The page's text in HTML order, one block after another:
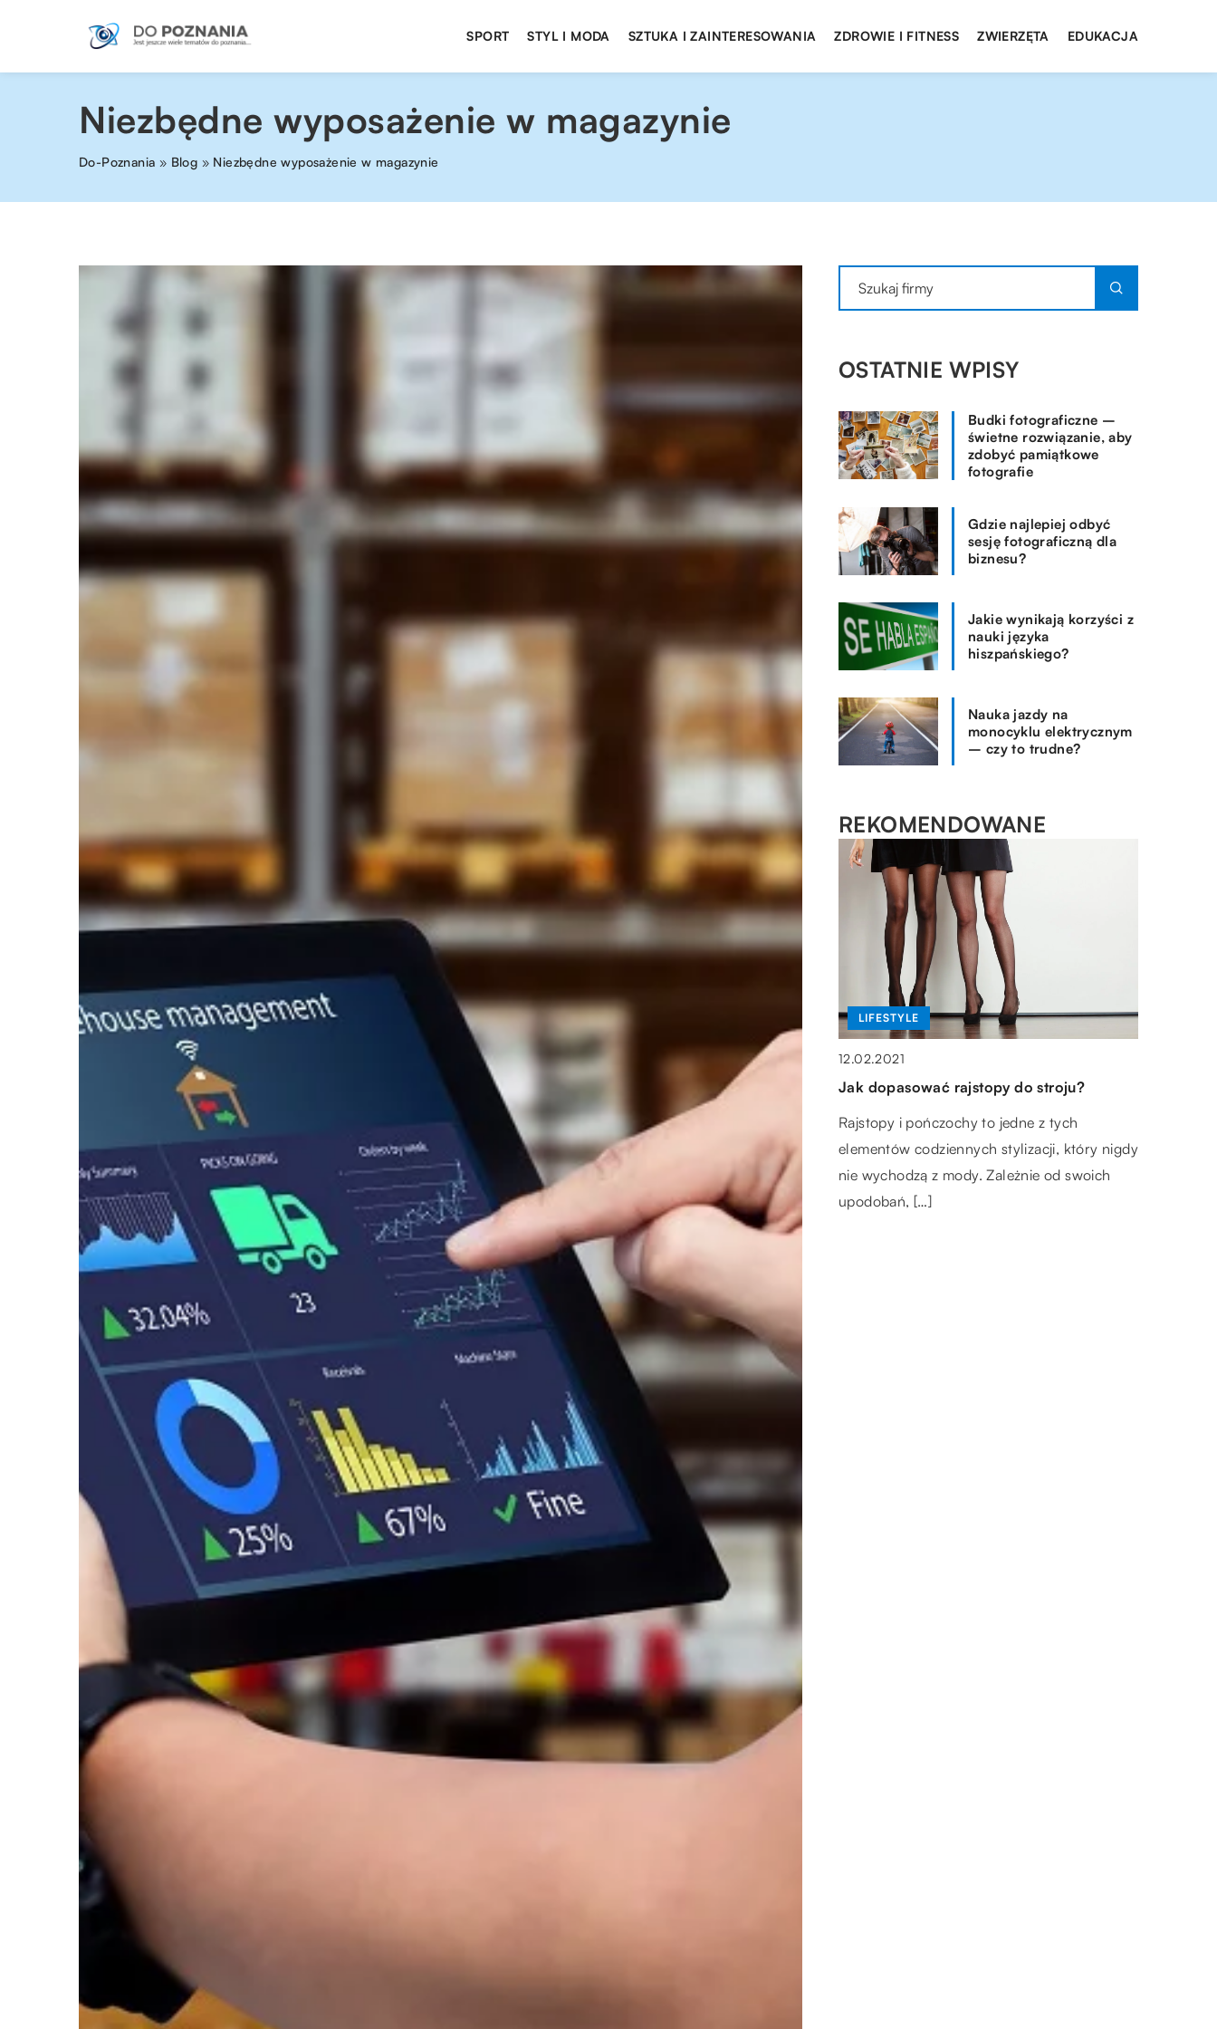
SPORT STYL I MODA SZTUKA I ZAINTERESOWANIA ZDROWIE I FITNESS ZWIERZĘTA EDUKACJA
Niezbędne wyposażenie w magazynie
Do-Poznania » Blog » Niezbędne wyposażenie w magazynie
OSTATNIE WPISY
Budki fotograficzne –
świetne rozwiązanie, aby
zdobyć pamiątkowe
fotografie
Gdzie najlepiej odbyć
sesję fotograficzną dla
biznesu?
Jakie wynikają korzyści z
nauki języka
hiszpańskiego?
Nauka jazdy na
monocyklu elektrycznym
– czy to trudne?
REKOMENDOWANE
FORMA I ZDROWIE
12.02.2022
O czym należy pamiętać wybierając sprzęt
rehabilitacyjny?
Sprzęty rehabilitacyjne pozwalają powrócić
do zdrowia po urazach, wypadkach oraz po
kontuzjach. Zakup specjalistycznych
LIFESTYLE
12.02.2021
Jak dopasować rajstopy do stroju?
Rajstopy i pończochy to jedne z tych
elementów codziennych stylizacji, który nigdy
nie wychodzą z mody. Zależnie od swoich
upodobań, […]
LIFESTYLE
03.10.2021
Środki powszechnie stosowane do walki z
różnego rodzaju szkodnikami i insektami
Czystość w całym domu to priorytet dla
wielu osób. Jednak mimo regularnego dbania
o porządek i sprzątania wszystkich